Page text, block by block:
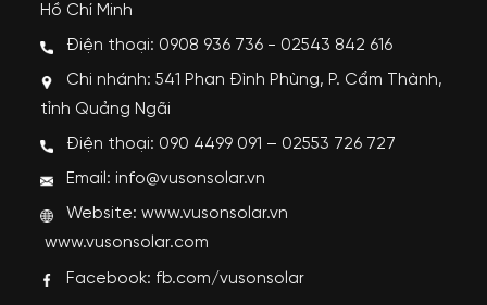
Hồ Chí Minh
Điện thoại: 0908 936 736 - 02543 842 616
Chi nhánh: 541 Phan Đình Phùng, P. Cẩm Thành,
tỉnh Quảng Ngãi
Điện thoại: 090 4499 091 – 02553 726 727
Email: info@vusonsolar.vn
Website:www.vusonsolar.vn
www.vusonsolar.com
Facebook: fb.com/vusonsolar